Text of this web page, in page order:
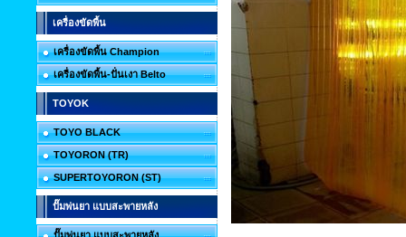
เครื่องขัดพื้น
เครื่องขัดพื้น Champion
เครื่องขัดพื้น-ปั่นเงา Belto
TOYOK
TOYO BLACK
TOYORON (TR)
SUPERTOYORON (ST)
ปั๊มพ่นยา แบบสะพายหลัง